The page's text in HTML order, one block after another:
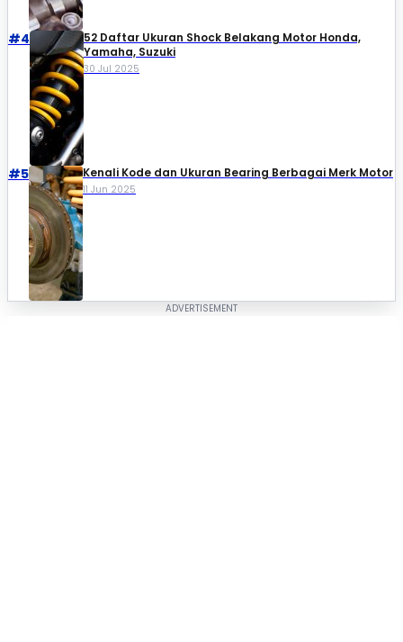
#4
52 Daftar Ukuran Shock Belakang Motor Honda,
Yamaha, Suzuki​
30 Jul 2025
#5 Kenali Kode dan Ukuran Bearing Berbagai Merk Motor
11 Jun 2025